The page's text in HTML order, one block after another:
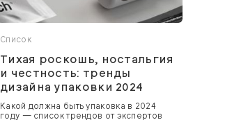
Список
Тихая роскошь, ностальгия
и честность: тренды
дизайна упаковки 2024
Какой должна быть упаковка в 2024
году — список трендов от экспертов